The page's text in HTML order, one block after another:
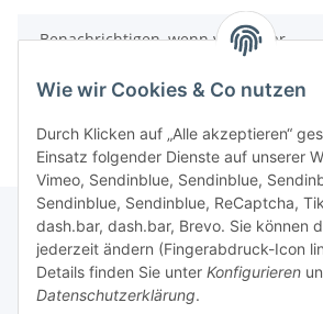
Benachrichtigen, wenn verfügbar
Informationen
Wie wir Cookies & Co nutzen
Durch Klicken auf „Alle akzeptieren“
Einsatz folgender Dienste auf unserer
Vimeo, Sendinblue, Sendinblue,
Sendinblue, Sendinblue, ReCaptcha,
dash.bar, dash.bar, Brevo. Sie können
jederzeit ändern (Fingerabdruck-Icon
Details finden Sie unter Konfigurieren
Datenschutzerklärung.